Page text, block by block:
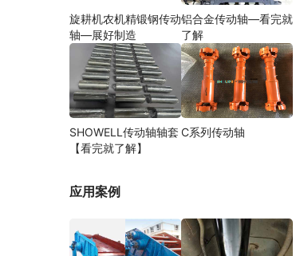
旋耕机农机精锻钢传动
轴—展好制造
铝合金传动轴—看完就
了解
SHOWELL传动轴轴套
【看完就了解】
C系列传动轴
应用案例